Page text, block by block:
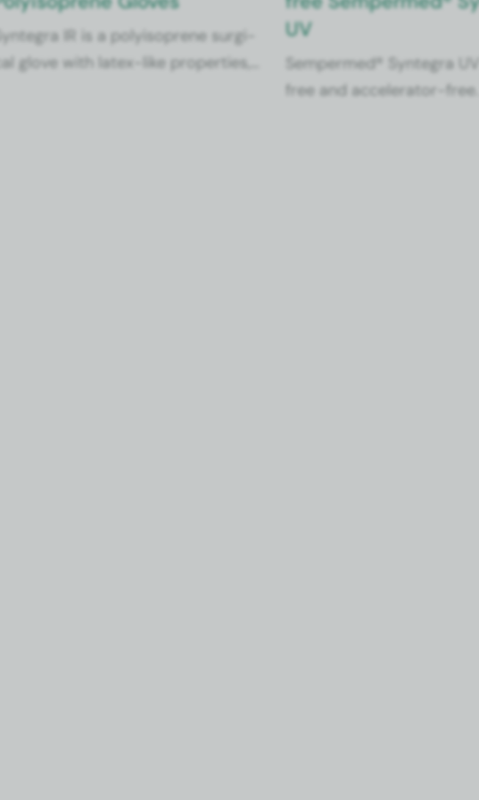
Syn­te­gra IR is a poly­iso­prene sur­gi­
glove with latex-like prop­er­ties,
UV
Sem­permed® Syn­te­gra
free and accel­er­a­tor-